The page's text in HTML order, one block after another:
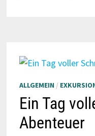
ALLGEMEIN /
Ein Tag
Abenteuer